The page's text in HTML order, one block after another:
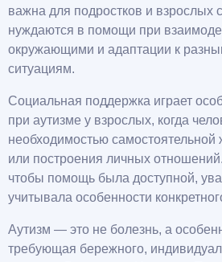
важна для подростков и взрослых
нуждаются в помощи при
окружающими и адаптации к
ситуациям.
Социальная поддержка играет
при аутизме у взрослых, когда
необходимостью самостоятельной
или построения личных
чтобы помощь была доступной,
учитывала особенности
Аутизм — это не болезнь, а
требующая бережного,